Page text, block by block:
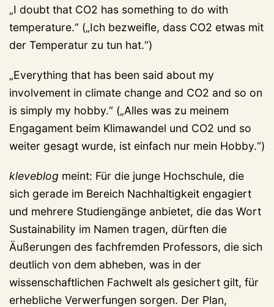
„I doubt that CO2 has something to do with
temperature.“ („Ich bezweifle, dass CO2 etwas mit
der Temperatur zu tun hat.“)
„Everything that has been said about my
involvement in climate change and CO2 and so on
is simply my hobby.“ („Alles was zu meinem
Engagament beim Klimawandel und CO2 und so
weiter gesagt wurde, ist einfach nur mein Hobby.“)
kleveblog meint: Für die junge Hochschule, die
sich gerade im Bereich Nachhaltigkeit engagiert
und mehrere Studiengänge anbietet, die das Wort
Sustainability im Namen tragen, dürften die
Äußerungen des fachfremden Professors, die sich
deutlich von dem abheben, was in der
wissenschaftlichen Fachwelt als gesichert gilt, für
erhebliche Verwerfungen sorgen. Der Plan,